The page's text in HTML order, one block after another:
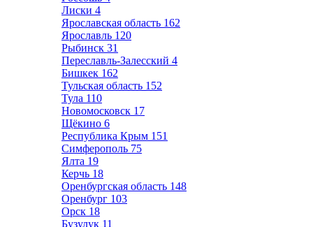
Лиски 4
Ярославская область 162
Ярославль 120
Рыбинск 31
Переславль-Залесский 4
Бишкек 162
Тульская область 152
Тула 110
Новомосковск 17
Щёкино 6
Республика Крым 151
Симферополь 75
Ялта 19
Керчь 18
Оренбургская область 148
Оренбург 103
Орск 18
Бузулук 11